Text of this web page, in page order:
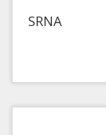
SRNA